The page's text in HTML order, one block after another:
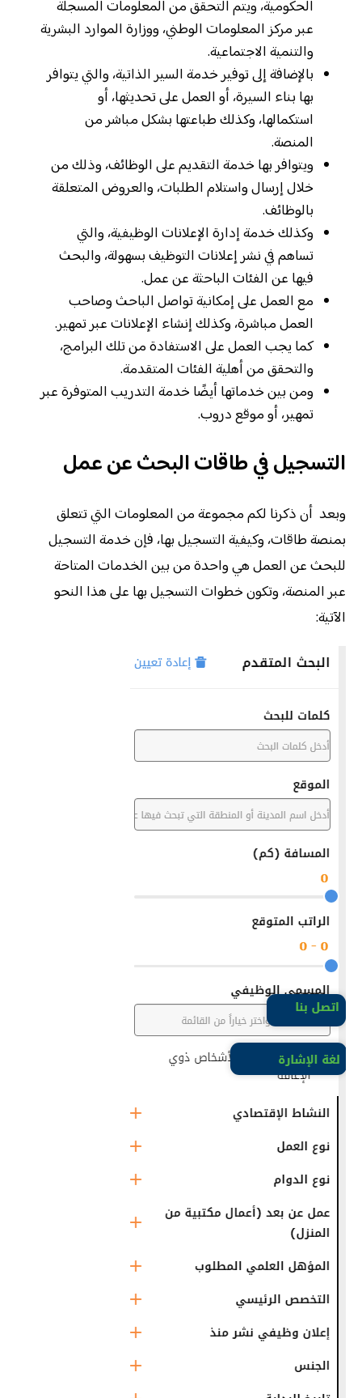
الحكومية، ويتم التحقق من المعلومات المسجلة
عبر مركز المعلومات الوطني، ووزارة الموارد البشرية
والتنمية الاجتماعية.
بالإضافة إلى توفير خدمة السير الذاتية، والتي يتوافر
بها بناء السيرة، أو العمل على تحديثها، أو
استكمالها، وكذلك طباعتها بشكل مباشر من
المنصة.
ويتوافر بها خدمة التقديم على الوظائف، وذلك من
خلال إرسال واستلام الطلبات، والعروض المتعلقة
بالوظائف.
وكذلك خدمة إدارة الإعلانات الوظيفية، والتي
تساهم في نشر إعلانات التوظيف بسهولة، والبحث
فيها عن الفئات الباحثة عن عمل.
مع العمل على إمكانية تواصل الباحث وصاحب
العمل مباشرة، وكذلك إنشاء الإعلانات عبر تمهير.
كما يجب العمل على الاستفادة من تلك البرامج،
والتحقق من أهلية الفئات المتقدمة.
ومن بين خدماتها أيضًا خدمة التدريب المتوفرة عبر
تمهير، أو موقع دروب.
التسجيل في طاقات البحث عن عمل
وبعد أن ذكرنا لكم مجموعة من المعلومات التي تتعلق
بمنصة طاقات، وكيفية التسجيل بها، فإن خدمة التسجيل
للبحث عن العمل هي واحدة من بين الخدمات المتاحة
عبر المنصة، وتكون خطوات التسجيل بها على هذا النحو
الآتية: